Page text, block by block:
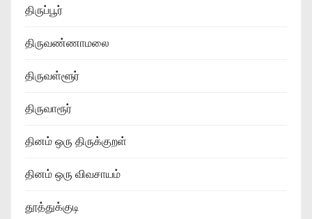
திருப்பூர்
திருவண்ணாமலை
திருவள்ளூர்
திருவாரூர்
தினம் ஒரு திருக்குறள்
தினம் ஒரு விவசாயம்
தூத்துக்குடி